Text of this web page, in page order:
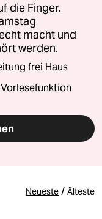
die Finger.
macht und
werden.
frei Haus
Neueste / Älteste